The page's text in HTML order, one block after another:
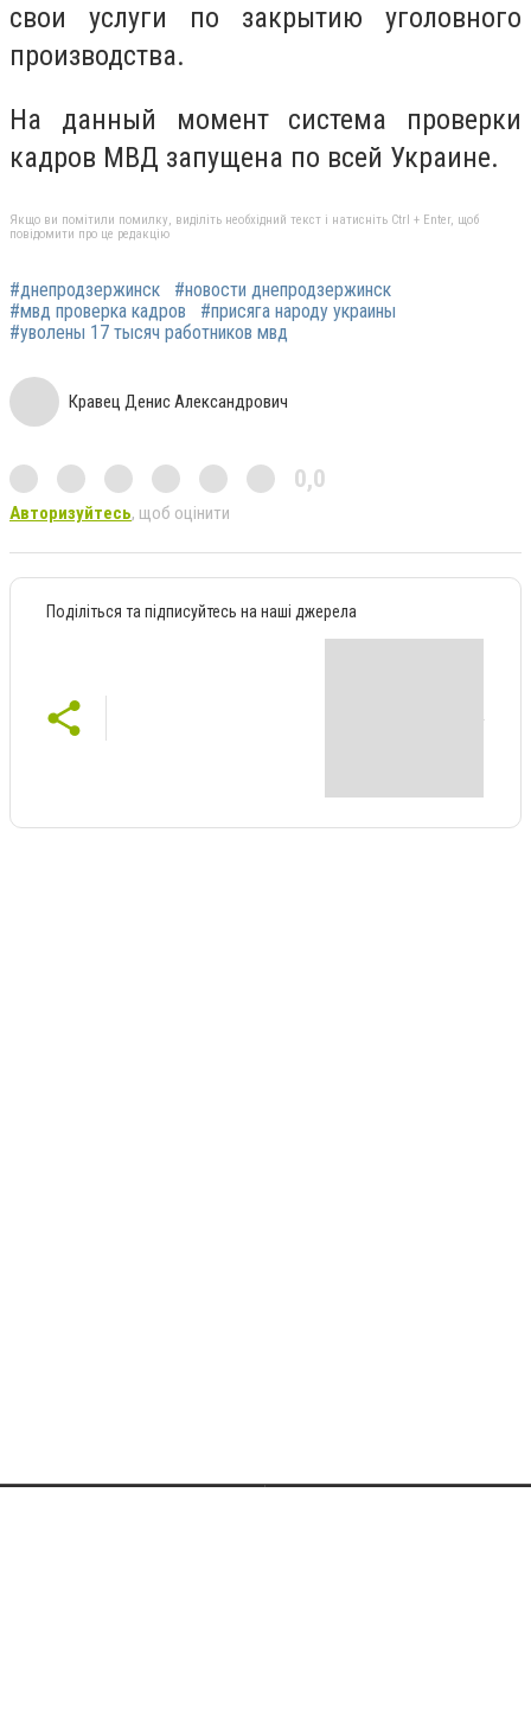
свои услуги по закрытию уголовного
производства.
На данный момент система проверки
кадров МВД запущена по всей Украине.
Якщо ви помітили помилку, виділіть необхідний текст і натисніть Ctrl + Enter, щоб
повідомити про це редакцію
#днепродзержинск
#новости днепродзержинск
#мвд проверка кадров
#присяга народу украины
#уволены 17 тысяч работников мвд
Кравец Денис Александрович
0,0
Авторизуйтесь, щоб оцінити
Поділіться та підписуйтесь на наші джерела